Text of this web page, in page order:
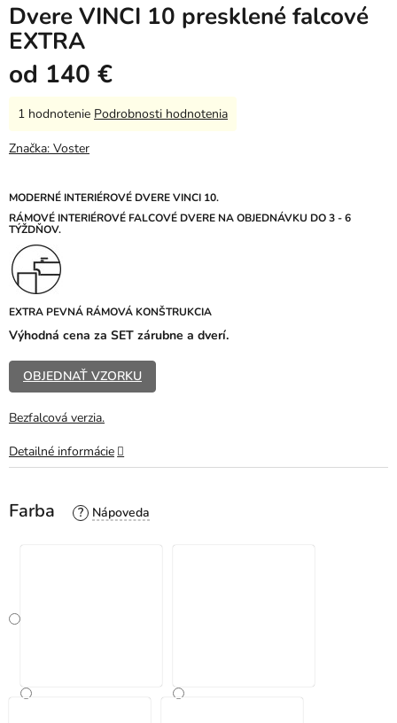
Dvere VINCI 10 presklené falcové
EXTRA
od 140 €
Farba ?
MODERNÉ INTERIÉROVÉ DVERE VINCI 10.
RÁMOVÉ INTERIÉROVÉ FALCOVÉ DVERE NA OBJEDNÁVKU DO 3 - 6
TÝŽDŇOV.
EXTRA PEVNÁ RÁMOVÁ KONŠTRUKCIA
Výhodná cena za SET zárubne a dverí.
OBJEDNAŤ VZORKU
Bezfalcová verzia.
Detailné informácie
Priemerné
produktu
z
5
hviezdičiek.
1 hodnotenie Podrobnosti hodnotenia
Značka: Voster